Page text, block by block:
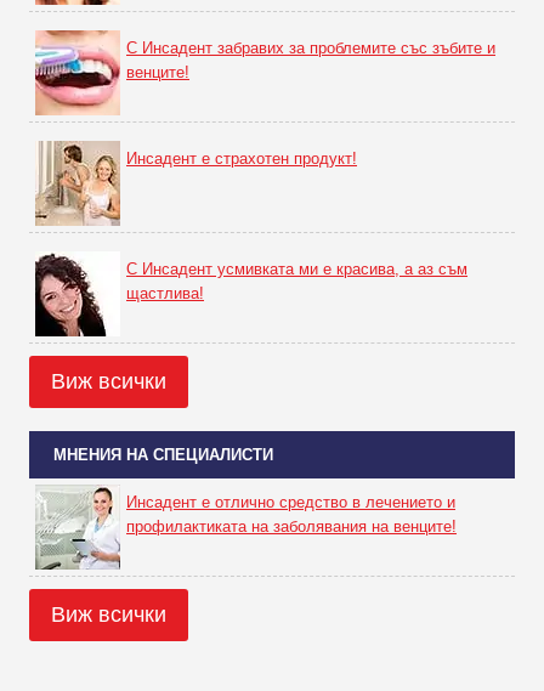
С Инсадент забравих за проблемите със зъбите и
венците!
Инсадент е страхотен продукт!
С Инсадент усмивката ми е красива, а аз съм
щастлива!
Виж всички
МНЕНИЯ НА СПЕЦИАЛИСТИ
Инсадент е отлично средство в лечението и
профилактиката на заболявания на венците!
Виж всички